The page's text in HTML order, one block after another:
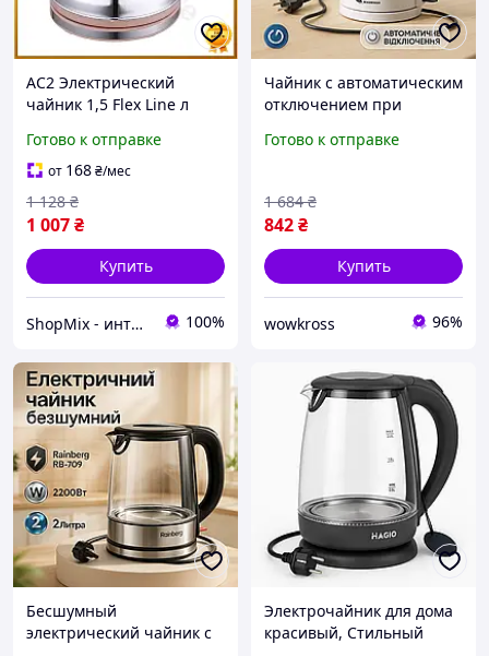
AC2 Электрический
чайник 1,5 Flex Line л
стильный чайник для
кипятения воды кух DE
Готово к отправке
от 168₴/мес
1 007₴
1 128 ₴
Купить
ShopMix - интернет-магазин сумок и аксессуаров 100%
Чайник с автоматическим
отключением при
SeaBreeze SB-015 1.8 л,
NW-22
Готово к отправке
842₴
1 684 ₴
Купить
wowkross 96%
Бесшумный
электрический чайник с
Электрочайник для дома
красивый, Стильный